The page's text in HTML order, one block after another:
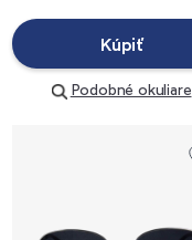
Kúpiť
Podobné okuliare